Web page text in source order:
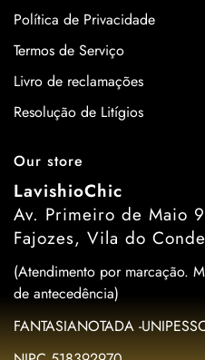
Política de Privacidade
Termos de Serviço
Livro de reclamações
Resolução de Litígios
Our store
LavishioChic
Av. Primeiro de Maio
Fajozes, Vila do
(Atendimento por marcação.
de antecedência)
FANTASIANOTADA -